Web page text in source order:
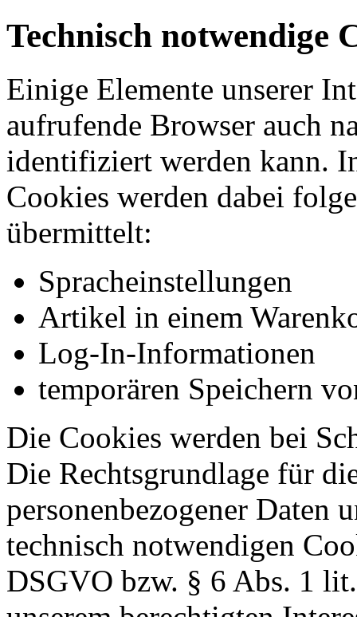
Technisch notwendige
Einige Elemente unserer
aufrufende Browser auch
identifiziert werden kann.
Cookies werden dabei
übermittelt:
Spracheinstellungen
Artikel in einem
Log-In-Informationen
temporären Speichern
Die Cookies werden bei
Die Rechtsgrundlage für
personenbezogener Daten
technisch notwendigen
DSGVO bzw. § 6 Abs. 1